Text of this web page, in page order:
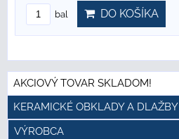
bal DO KOŠÍKA
AKCIOVÝ TOVAR SKLADOM!
KERAMICKÉ OBKLADY A DLAŽBY
VÝROBCA